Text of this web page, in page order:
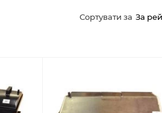
Сортувати за За